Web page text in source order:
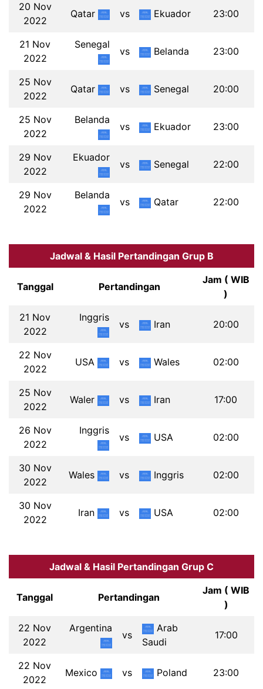
20 Nov
2022
Qatar vs Ekuador 23:00
21 Nov
2022
Senegal
vs Belanda 23:00
25 Nov
2022
Qatar vs Senegal 20:00
25 Nov
2022
Belanda
vs Ekuador 23:00
29 Nov
2022
Ekuador
vs Senegal 22:00
29 Nov
2022
Belanda
vs Qatar 22:00
Jadwal & Hasil Pertandingan Grup B
Tanggal Pertandingan
Jam ( WIB
)
21 Nov
2022
Inggris
vs Iran 20:00
22 Nov
2022
USA vs Wales 02:00
25 Nov
2022
Waler vs Iran 17:00
26 Nov
2022
Inggris
vs USA 02:00
30 Nov
2022
Wales vs Inggris 02:00
30 Nov
2022
Iran vs USA 02:00
Jadwal & Hasil Pertandingan Grup C
Tanggal Pertandingan
Jam ( WIB
)
22 Nov
2022
Argentina
vs
Arab
Saudi
17:00
22 Nov
2022
Mexico vs Poland 23:00